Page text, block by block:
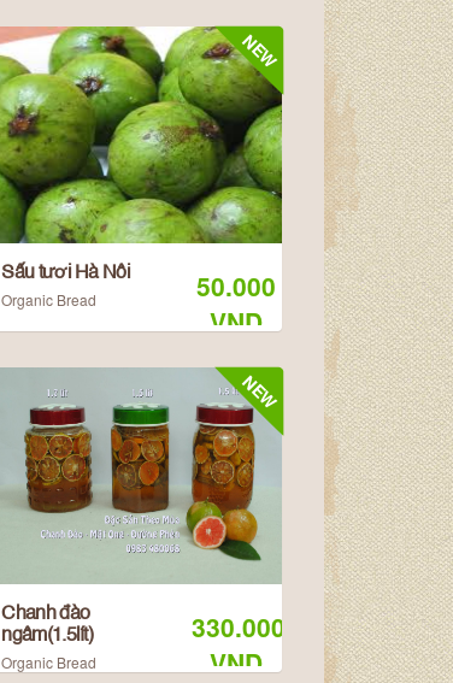
NEW
Sấu tươi Hà Nôi
Organic Bread
50.000
VND
NEW
Chanh đào
ngâm(1.5lít)
Organic Bread
330.000
VND